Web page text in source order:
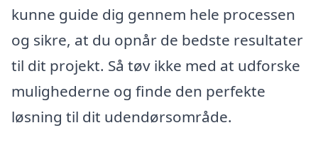
kunne guide dig gennem hele processen
og sikre, at du opnår de bedste resultater
til dit projekt. Så tøv ikke med at udforske
mulighederne og finde den perfekte
løsning til dit udendørsområde.